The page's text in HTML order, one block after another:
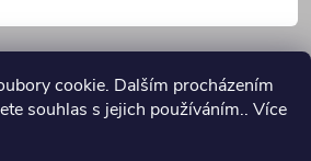
cookie. Dalším procházením
souhlas s jejich používáním.. Více